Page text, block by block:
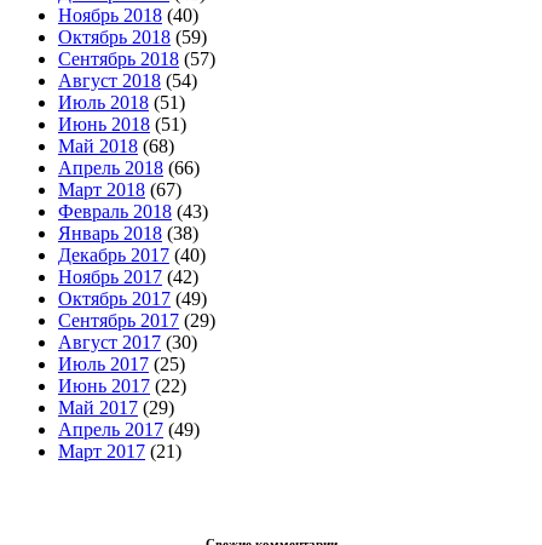
Ноябрь 2018 (40)
Октябрь 2018 (59)
Сентябрь 2018 (57)
Август 2018 (54)
Июль 2018 (51)
Июнь 2018 (51)
Май 2018 (68)
Апрель 2018 (66)
Март 2018 (67)
Февраль 2018 (43)
Январь 2018 (38)
Декабрь 2017 (40)
Ноябрь 2017 (42)
Октябрь 2017 (49)
Сентябрь 2017 (29)
Август 2017 (30)
Июль 2017 (25)
Июнь 2017 (22)
Май 2017 (29)
Апрель 2017 (49)
Март 2017 (21)